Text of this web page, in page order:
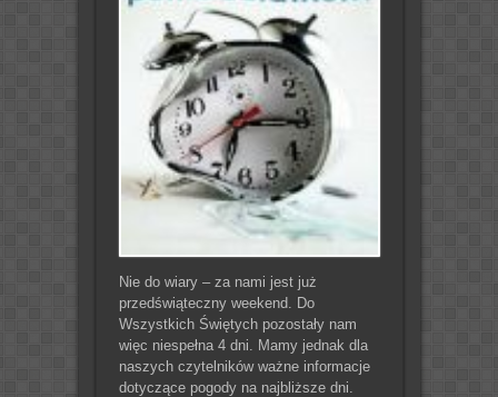
Nie do wiary – za nami jest już
przedświąteczny weekend. Do
Wszystkich Świętych pozostały nam
więc niespełna 4 dni. Mamy jednak dla
naszych czytelników ważne informacje
dotyczące pogody na najbliższe dni.